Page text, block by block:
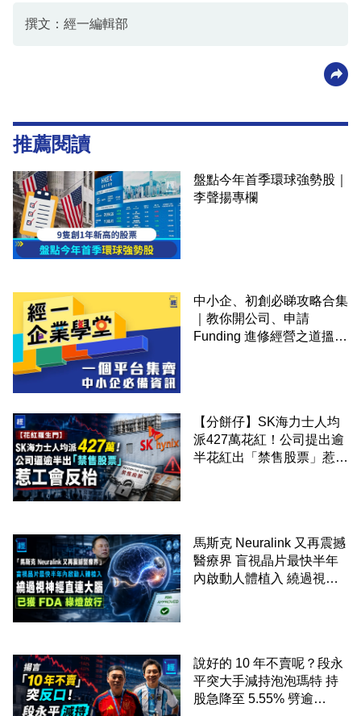
撰文：經一編輯部
推薦閱讀
盤點今年首季環球強勢股｜
李聲揚專欄
中小企、初創必睇攻略合集
｜教你開公司、申請
Funding 進修經營之道搵大
【分餅仔】SK海力士人均
派427萬花紅！公司提出逾
半花紅出「禁售股票」惹工
馬斯克 Neuralink 又再震撼
醫療界 盲視晶片最快半年
內啟動人體植入 繞過視神
說好的 10 年不賣呢？段永
平突大手減持泡泡瑪特 持
股急降至 5.55% 劈逾